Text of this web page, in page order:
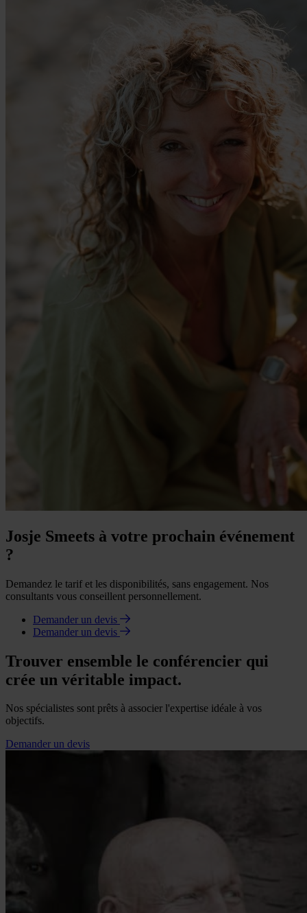
Josje Smeets à votre prochain événement
?
Demandez le tarif et les disponibilités, sans engagement. Nos
consultants vous conseillent personnellement.
Demander un devis
Demander un devis
Trouver ensemble le conférencier qui
crée un véritable impact.
Nos spécialistes sont prêts à associer l'expertise idéale à vos
objectifs.
Demander un devis